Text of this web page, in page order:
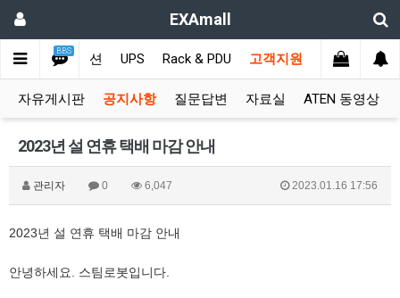
EXAmall
BBS
비디오솔루션 UPS Rack & PDU 고객지원
자유게시판 공지사항 질문답변 자료실 ATEN 동영상
2023년 설 연휴 택배 마감 안내
관리자 0 6,047 2023.01.16 17:56
2023년 설 연휴 택배 마감 안내
안녕하세요. 스팀로봇입니다.